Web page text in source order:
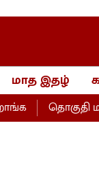
மாத இதழ்
தொகுதி